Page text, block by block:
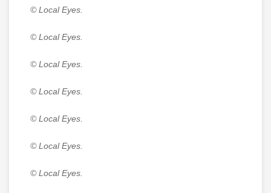
© Local Eyes.
© Local Eyes.
© Local Eyes.
© Local Eyes.
© Local Eyes.
© Local Eyes.
© Local Eyes.